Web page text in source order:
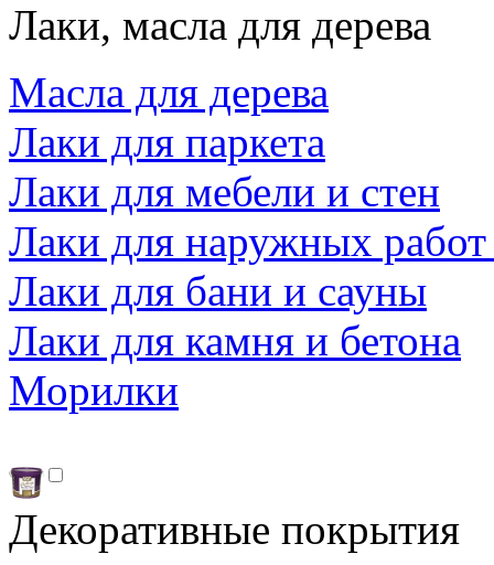
Лаки, масла для дерева
Масла для дерева
Лаки для паркета
Лаки для мебели и стен
Лаки для наружных
Лаки для бани и сауны
Лаки для камня и бетона
Морилки
Декоративные покрытия